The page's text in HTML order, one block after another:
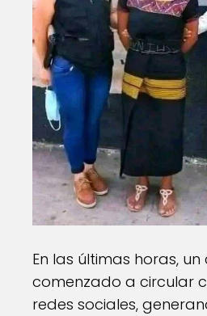
En las últimas horas,
comenzado a circular
redes sociales,